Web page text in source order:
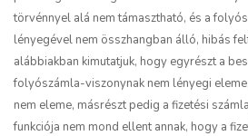
törvénnyel alá nem támasztható, és a
lényegével nem összhangban álló, hibás
alábbiakban kimutatjuk, hogy egyrészt a
folyószámla-viszonynak nem lényegi
nem eleme, másrészt pedig a fizetési
funkciója nem mond ellent annak, hogy a